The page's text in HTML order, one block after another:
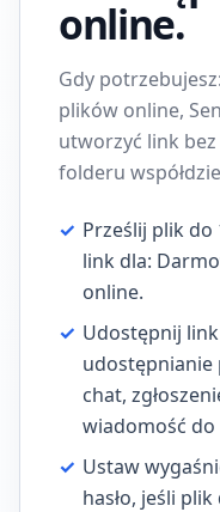
online.
Gdy
plików online,
utworzyć link
folderu
✓ Prześlij plik do
link dla:
online.
✓ Udostępnij
udostępnianie
chat,
wiadomość do
✓ Ustaw
hasło, jeśli